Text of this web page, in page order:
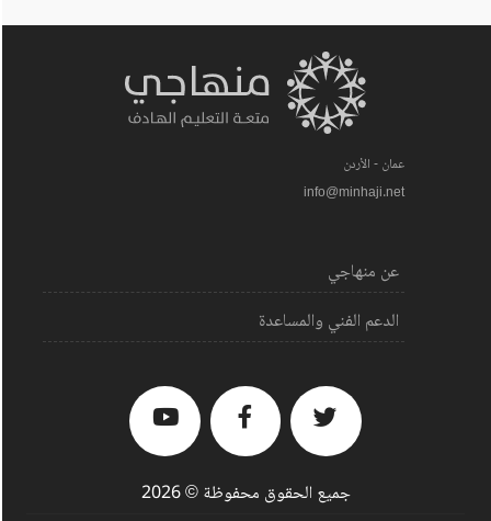
عمان - الأردن
info@minhaji.net
عن منهاجي
الدعم الفني والمساعدة
جميع الحقوق محفوظة © 2026